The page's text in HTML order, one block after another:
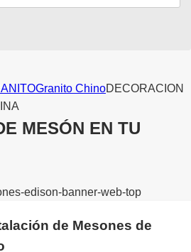
Granito ChinoDECORACION
MESÓN EN TU
de Mesones de